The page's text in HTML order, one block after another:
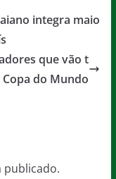
integra maio
que vão t
do Mundo
publicado.